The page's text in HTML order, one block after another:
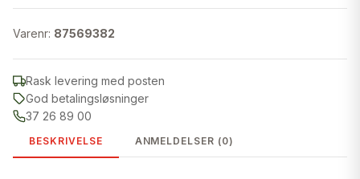
Varenr: 87569382
Rask levering med posten
God betalingsløsninger
37 26 89 00
BESKRIVELSE ANMELDELSER (0)